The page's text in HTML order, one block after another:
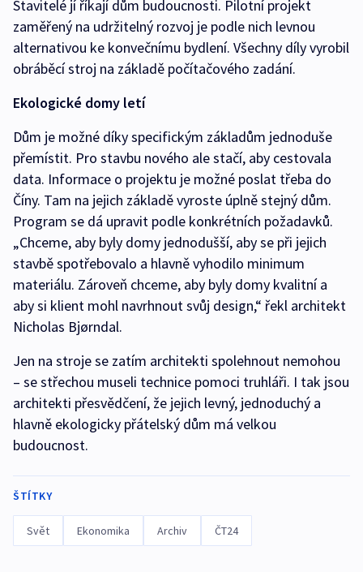
Stavitelé jí říkají dům budoucnosti. Pilotní projekt
zaměřený na udržitelný rozvoj je podle nich levnou
alternativou ke konvečnímu bydlení. Všechny díly vyrobil
obráběcí stroj na základě počítačového zadání.
Ekologické domy letí
Dům je možné díky specifickým základům jednoduše
přemístit. Pro stavbu nového ale stačí, aby cestovala
data. Informace o projektu je možné poslat třeba do
Číny. Tam na jejich základě vyroste úplně stejný dům.
Program se dá upravit podle konkrétních požadavků.
„Chceme, aby byly domy jednodušší, aby se při jejich
stavbě spotřebovalo a hlavně vyhodilo minimum
materiálu. Zároveň chceme, aby byly domy kvalitní a
aby si klient mohl navrhnout svůj design,“ řekl architekt
Nicholas Bjørndal.
Jen na stroje se zatím architekti spolehnout nemohou
– se střechou museli technice pomoci truhláři. I tak jsou
architekti přesvědčení, že jejich levný, jednoduchý a
hlavně ekologicky přátelský dům má velkou
budoucnost.
ŠTÍTKY
Svět Ekonomika Archiv ČT24